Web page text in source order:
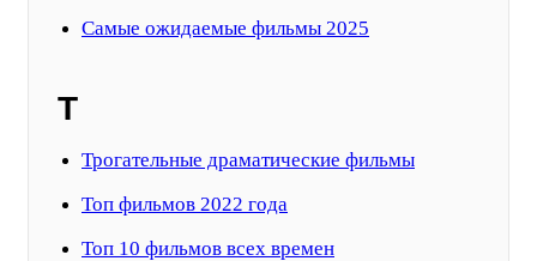
Самые ожидаемые фильмы 2025
Т
Трогательные драматические фильмы
Топ фильмов 2022 года
Топ 10 фильмов всех времен